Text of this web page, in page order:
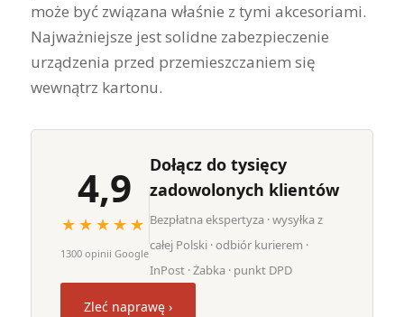
może być związana właśnie z tymi akcesoriami.
Najważniejsze jest solidne zabezpieczenie
urządzenia przed przemieszczaniem się
wewnątrz kartonu.
4,9
★★★★★
1300 opinii Google
Dołącz do tysięcy
zadowolonych klientów
Bezpłatna ekspertyza · wysyłka z
całej Polski · odbiór kurierem ·
InPost · Żabka · punkt DPD
Zleć naprawę ›